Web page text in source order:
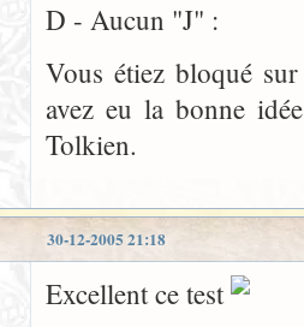
D - Aucun "J" :
Vous étiez bloqué
avez eu la bonne
Tolkien.
30-12-2005 21:18
Excellent ce test